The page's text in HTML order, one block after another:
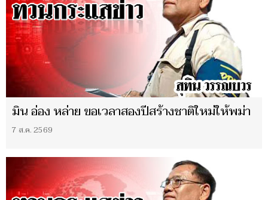
มิน อ่อง หล่าย ขอเวลาสองปีสร้างชาติใหม่ให้พม่า
7 ส.ค. 2569